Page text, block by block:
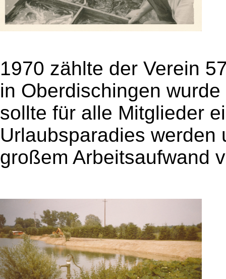
1970 zählte der Verein
in Oberdischingen
sollte für alle Mitglieder
Urlaubsparadies werden
großem Arbeitsaufwand